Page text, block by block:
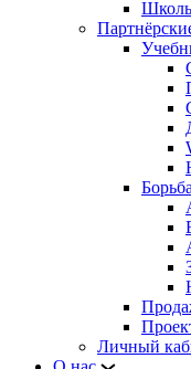
Личный